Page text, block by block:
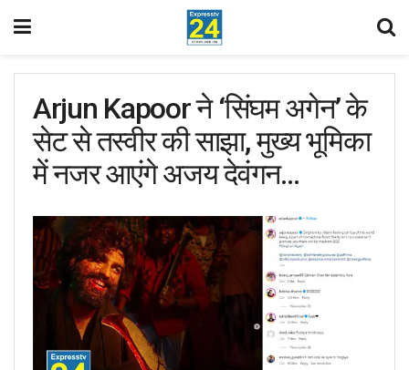
Arjun Kapoor ने ‘सिंघम अगेन’ के
सेट से तस्वीर की साझा, मुख्य भूमिका
में नजर आएंगे अजय देवंगन…